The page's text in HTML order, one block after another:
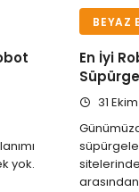
yok.
BEYAZ
En İyi
31